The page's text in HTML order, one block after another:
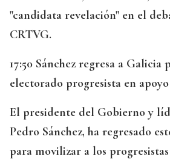
"candidata revelación" en el
CRTVG.
17:50 Sánchez regresa a
electorado progresista en
El presidente del Gobierno y
Pedro Sánchez, ha regresado
para movilizar a los